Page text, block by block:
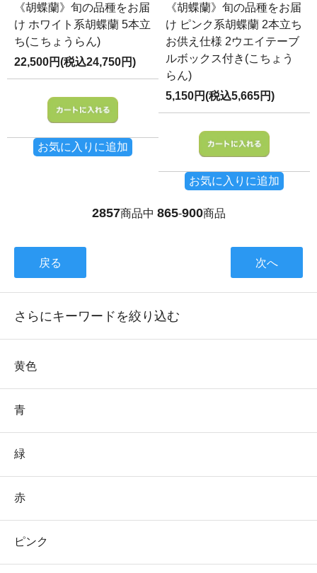
《胡蝶蘭》旬の品種をお届
け ホワイト系胡蝶蘭 5本立
ち(こちょうらん)
22,500円(税込24,750円)
お気に入りに追加
《胡蝶蘭》旬の品種をお届
け ピンク系胡蝶蘭 2本立ち
お供え仕様 2ウエイテーブ
ルボックス付き(こちょう
らん)
5,150円(税込5,665円)
お気に入りに追加
2857商品中 865-900商品
戻る 次へ
さらにキーワードを絞り込む
黄色
青
緑
赤
ピンク